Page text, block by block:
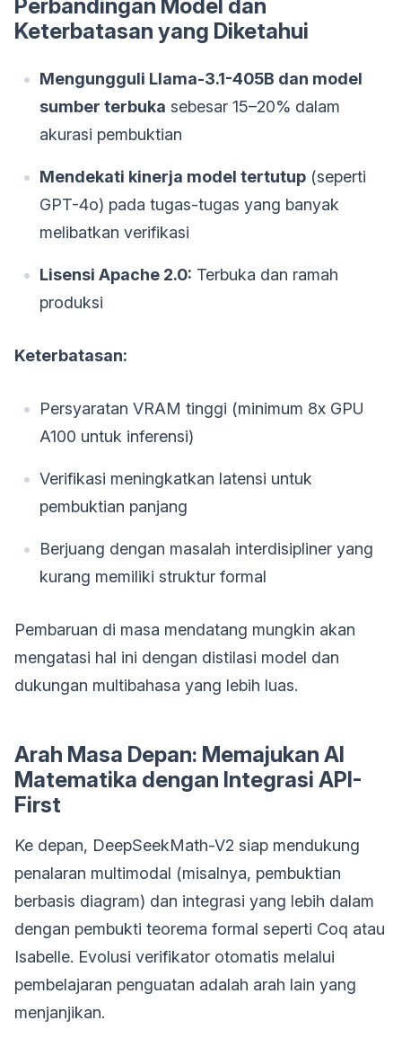
Perbandingan Model dan
Keterbatasan yang Diketahui
Mengungguli Llama-3.1-405B dan model
sumber terbuka sebesar 15–20% dalam
akurasi pembuktian
Mendekati kinerja model tertutup (seperti
GPT-4o) pada tugas-tugas yang banyak
melibatkan verifikasi
Lisensi Apache 2.0: Terbuka dan ramah
produksi
Keterbatasan:
Persyaratan VRAM tinggi (minimum 8x GPU
A100 untuk inferensi)
Verifikasi meningkatkan latensi untuk
pembuktian panjang
Berjuang dengan masalah interdisipliner yang
kurang memiliki struktur formal
Pembaruan di masa mendatang mungkin akan
mengatasi hal ini dengan distilasi model dan
dukungan multibahasa yang lebih luas.
Arah Masa Depan: Memajukan AI
Matematika dengan Integrasi API-
First
Ke depan, DeepSeekMath-V2 siap mendukung
penalaran multimodal (misalnya, pembuktian
berbasis diagram) dan integrasi yang lebih dalam
dengan pembukti teorema formal seperti Coq atau
Isabelle. Evolusi verifikator otomatis melalui
pembelajaran penguatan adalah arah lain yang
menjanjikan.